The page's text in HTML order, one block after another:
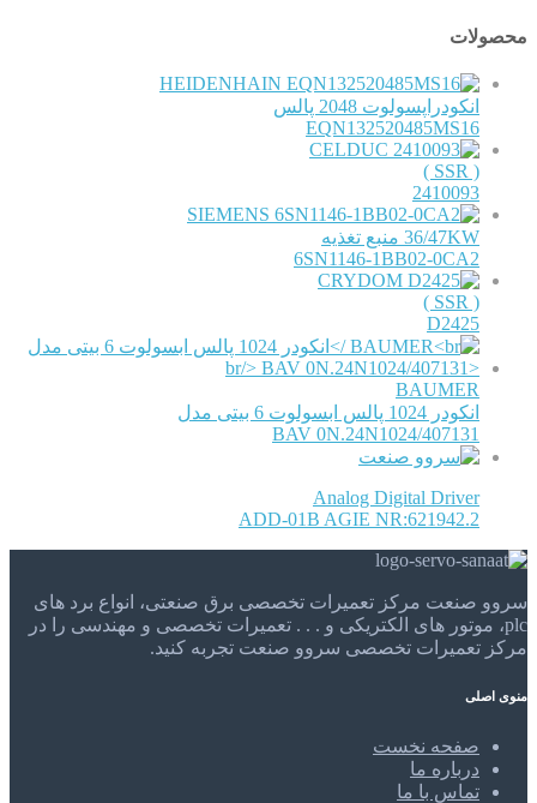
محصولات
HEIDENHAIN
انکودراپسولوت 2048 پالس
EQN132520485MS16
CELDUC
( SSR )
2410093
SIEMENS
36/47KW منبع تغذیه
6SN1146-1BB02-0CA2
CRYDOM
( SSR )
D2425
BAUMER
انکودر 1024 پالس ابسولوت 6 بیتی مدل
BAV 0N.24N1024/407131
Analog Digital Driver
ADD-01B AGIE NR:621942.2
سروو صنعت مرکز تعمیرات تخصصی برق صنعتی، انواع برد های
plc، موتور های الکتریکی و . . . تعمیرات تخصصی و مهندسی را در
مرکز تعمیرات تخصصی سروو صنعت تجربه کنید.
منوی اصلی
صفحه نخست
درباره ما
تماس با ما